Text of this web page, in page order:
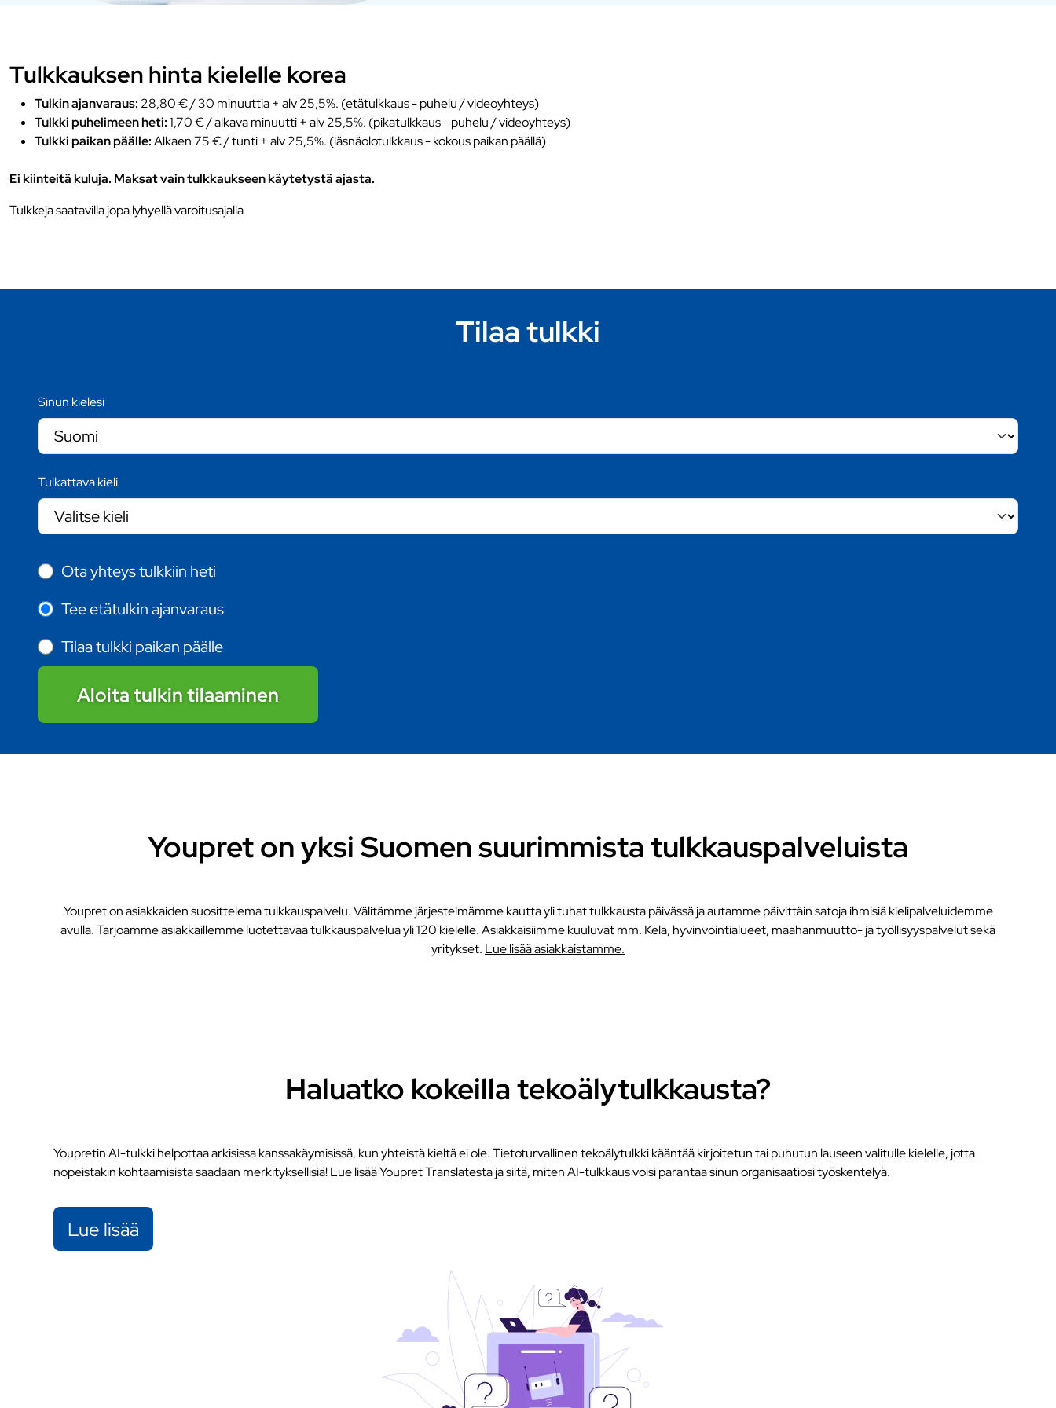
Tulkkauksen hinta kielelle korea
Tulkin ajanvaraus: 28,80 € / 30 minuuttia + alv 25,5%. (etätulkkaus - puhelu / videoyhteys)
Tulkki puhelimeen heti:1,70 € / alkava minuutti + alv 25,5%. (pikatulkkaus - puhelu / videoyhteys)
Tulkki paikan päälle:Alkaen 75 € / tunti + alv 25,5%. (läsnäolotulkkaus - kokous paikan päällä)
Ei kiinteitä kuluja. Maksat vain tulkkaukseen käytetystä ajasta.
Tulkkeja saatavilla jopa lyhyellä varoitusajalla
Tilaa tulkki
Sinun kielesi
Tulkattava kieli
Ota yhteys tulkkiin heti
Tee etätulkin ajanvaraus
Tilaa tulkki paikan päälle
Aloita tulkin tilaaminen
Youpret on yksi Suomen suurimmista tulkkauspalveluista
Youpret on asiakkaiden suosittelema tulkkauspalvelu. Välitämme järjestelmämme kautta yli tuhat tulkkausta päivässä ja autamme päivittäin satoja ihmisiä kielipalveluidemme
avulla. Tarjoamme asiakkaillemme luotettavaa tulkkauspalvelua yli 120 kielelle. Asiakkaisiimme kuuluvat mm. Kela, hyvinvointialueet, maahanmuutto- ja työllisyyspalvelut sekä
yritykset. Lue lisää asiakkaistamme.
Haluatko kokeilla tekoälytulkkausta?
Youpretin AI-tulkki helpottaa arkisissa kanssakäymisissä, kun yhteistä kieltä ei ole. Tietoturvallinen tekoälytulkki kääntää kirjoitetun tai puhutun lauseen valitulle kielelle, jotta
nopeistakin kohtaamisista saadaan merkityksellisiä! Lue lisää Youpret Translatesta ja siitä, miten AI-tulkkaus voisi parantaa sinun organisaatiosi työskentelyä.
Lue lisää